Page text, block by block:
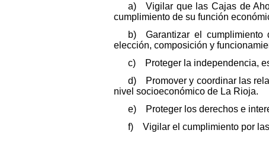
a) Vigilar que las Cajas de
cumplimiento de su función
b) Garantizar el cumplimiento
elección, composición y
c) Proteger la independencia,
d) Promover y coordinar las
nivel socioeconómico de La Rioja.
e) Proteger los derechos e
f) Vigilar el cumplimiento por las